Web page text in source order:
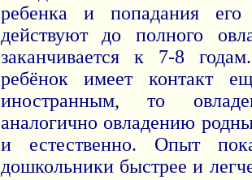
ребенка и попадания
действуют до полного
заканчивается к 7-8
ребёнок имеет контакт
иностранным, то
аналогично овладению
и естественно. Опыт
дошкольники быстрее и